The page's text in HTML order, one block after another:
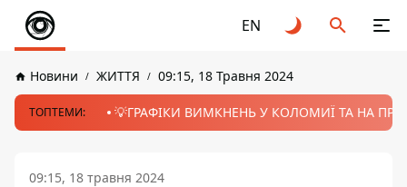
EN
Новини ЖИТТЯ 09:15, 18 Травня 2024
ТОПТЕМИ: 💡ГРАФІКИ ВИМКНЕНЬ У КОЛОМИЇ ТА НА
09:15, 18 травня 2024